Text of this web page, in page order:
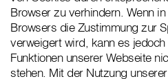
Browser zu verhindern. Wenn
Browsers die Zustimmung zur
verweigert wird, kann es
Funktionen unserer Webseite
stehen. Mit der Nutzung